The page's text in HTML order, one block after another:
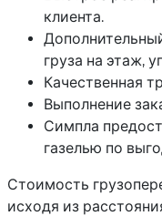
клиента.
груза на этаж,
Качественная
Выполнение
Симпла
газелью по
Стоимость
исходя из